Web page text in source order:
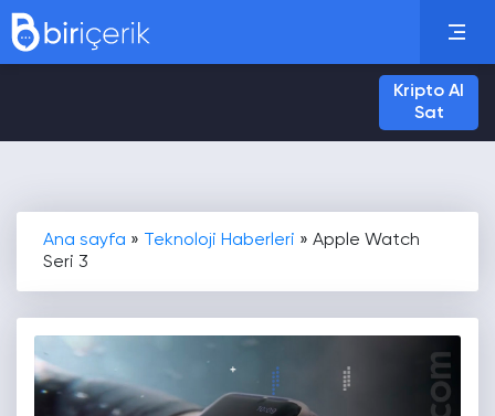
Kripto Al
Sat
Ana sayfa » Teknoloji Haberleri » Apple Watch
Seri 3